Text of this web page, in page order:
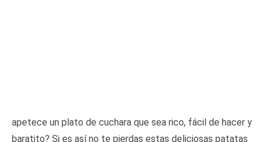
apetece un plato de cuchara que sea rico, fácil de hacer y
baratito? Si es así no te pierdas estas deliciosas patatas